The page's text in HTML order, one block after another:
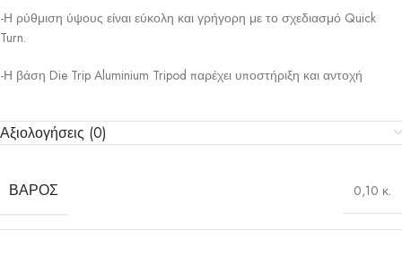
-Η ρύθμιση ύψους είναι εύκολη και γρήγορη με το σχεδιασμό Quick
Turn.
-Η βάση Die Trip Aluminium Tripod παρέχει υποστήριξη και αντοχή
Αξιολογήσεις (0)
ΒΆΡΟΣ 0,10 κ.